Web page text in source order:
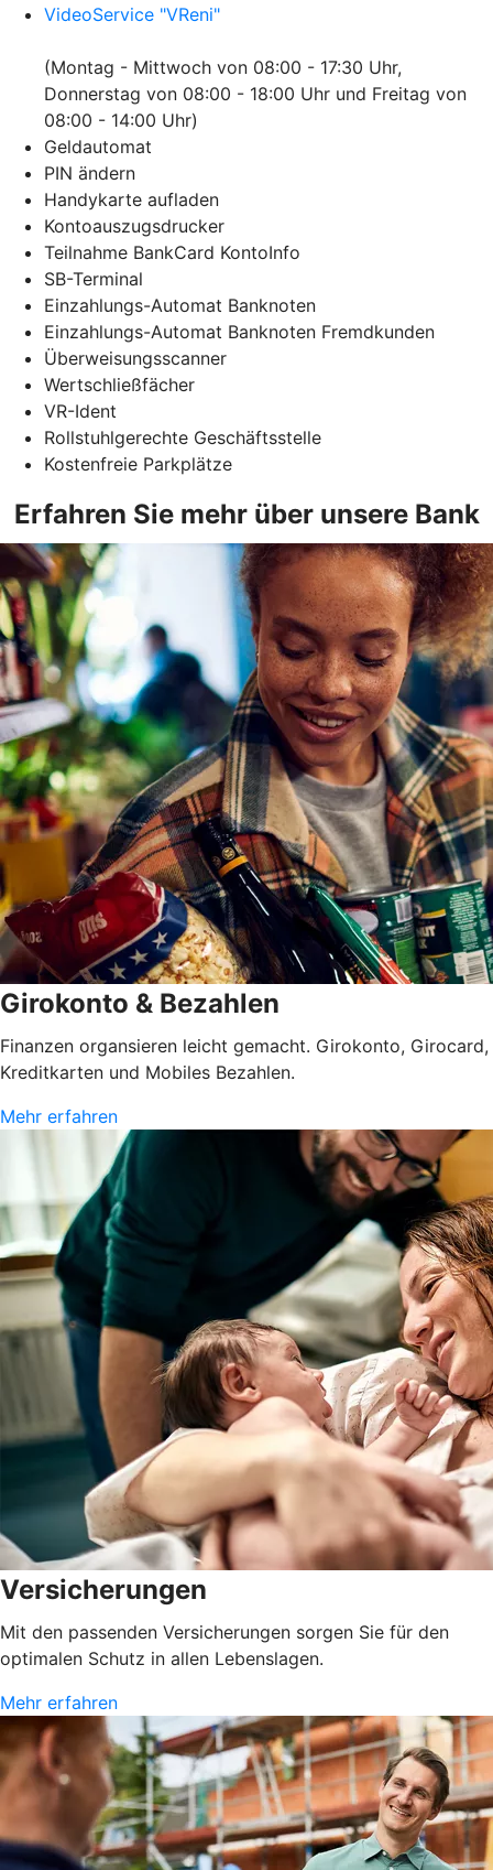
VideoService "VReni"
(Montag - Mittwoch von 08:00 - 17:30 Uhr,
Donnerstag von 08:00 - 18:00 Uhr und Freitag von
08:00 - 14:00 Uhr)
Geldautomat
PIN ändern
Handykarte aufladen
Kontoauszugsdrucker
Teilnahme BankCard KontoInfo
SB-Terminal
Einzahlungs-Automat Banknoten
Einzahlungs-Automat Banknoten Fremdkunden
Überweisungsscanner
Wertschließfächer
VR-Ident
Rollstuhlgerechte Geschäftsstelle
Kostenfreie Parkplätze
Erfahren Sie mehr über unsere Bank
Girokonto & Bezahlen
Finanzen organsieren leicht gemacht. Girokonto, Girocard,
Kreditkarten und Mobiles Bezahlen.
Mehr erfahren
Versicherungen
Mit den passenden Versicherungen sorgen Sie für den
optimalen Schutz in allen Lebenslagen.
Mehr erfahren